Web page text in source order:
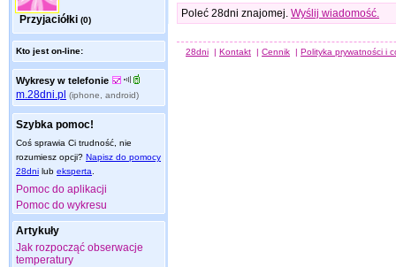
Przyjaciółki (0)
Kto jest on-line:
Wykresy w telefonie
m.28dni.pl (iphone, android)
Szybka pomoc!
Coś sprawia Ci trudność, nie
rozumiesz opcji? Napisz do pomocy
28dni lub eksperta
Pomoc do aplikacji
Pomoc do wykresu
Artykuły
Jak rozpocząć obserwacje
temperatury
Poleć 28dni znajomej. Wyślij wiadomość.
28dni | Kontakt | Cennik | Polityka prywatności i